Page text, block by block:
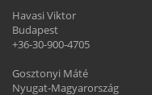
Havasi Viktor
Budapest
+36-30-900-4705
Gosztonyi Máté
Nyugat-Magyarország